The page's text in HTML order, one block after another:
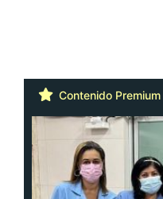
Contenido Premium